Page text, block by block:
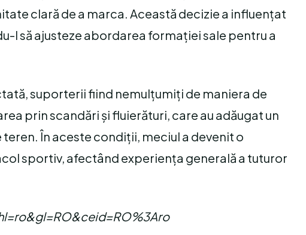
clară de a marca. Această decizie a influențat
l să ajusteze abordarea formației sale pentru a
suporterii fiind nemulțumiți de maniera de
prin scandări și fluierături, care au adăugat un
În aceste condiții, meciul a devenit o
sportiv, afectând experiența generală a tuturor